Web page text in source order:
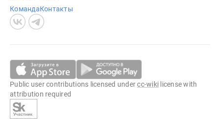
КомандаКонтакты
Public user contributions licensed undercc-wiki license with
attribution required